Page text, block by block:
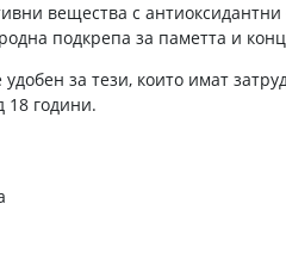
вещества с
подкрепа за паметта и
за тези, които имат
18 години.